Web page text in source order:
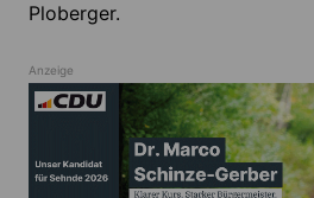
Ploberger.
Anzeige